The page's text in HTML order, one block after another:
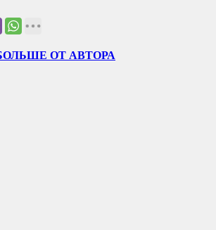
ОТ АВТОРА